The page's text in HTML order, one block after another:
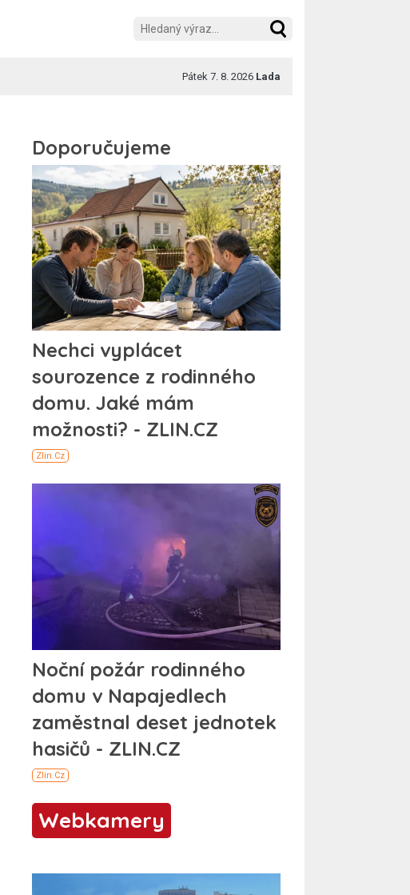
Pátek 7. 8. 2026 Lada
Webkamery